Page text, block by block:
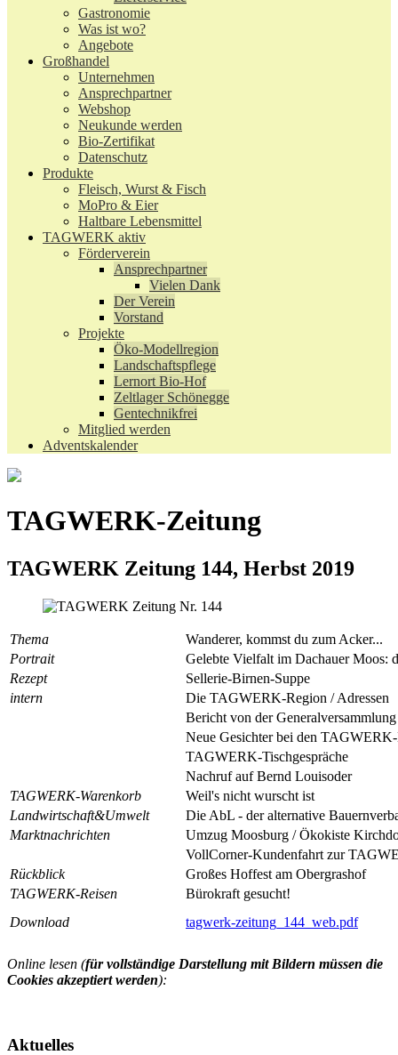
Gastronomie
Was ist wo?
Angebote
Großhandel
Unternehmen
Ansprechpartner
Webshop
Neukunde werden
Bio-Zertifikat
Datenschutz
Produkte
Fleisch, Wurst & Fisch
MoPro & Eier
Haltbare Lebensmittel
TAGWERK aktiv
Förderverein
Ansprechpartner
Vielen Dank
Der Verein
Vorstand
Projekte
Öko-Modellregion
Landschaftspflege
Lernort Bio-Hof
Zeltlager Schönegge
Gentechnikfrei
Mitglied werden
Adventskalender
TAGWERK-Zeitung
TAGWERK Zeitung 144, Herbst 2019
Thema
Wanderer, kommst du zum Acker...
Portrait
Gelebte Vielfalt im Dachauer Moos:
Rezept
Sellerie-Birnen-Suppe
intern
Die TAGWERK-Region / Adressen
Bericht von der Generalversammlung
Neue Gesichter bei den
TAGWERK-Tischgespräche
Nachruf auf Bernd Louisoder
TAGWERK-Warenkorb
Weil's nicht wurscht ist
Landwirtschaft&Umwelt
Die AbL - der alternative
Marktnachrichten
Umzug Moosburg / Ökokiste
VollCorner-Kundenfahrt zur
Rückblick
Großes Hoffest am Obergrashof
TAGWERK-Reisen
Bürokraft gesucht!
Download
tagwerk-zeitung_144_web.pdf
Online lesen (für vollständige Darstellung mit Bildern müssen die
Cookies akzeptiert werden):
Aktuelles